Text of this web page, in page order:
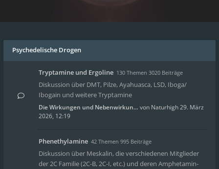
Psychedelische Drogen
Tryptamine und Ergoline 130 Themen 3020 Beiträge
Diskussion über DMT, Pilze, Ayahuasca, LSD, Iboga/
Ibogain und weitere Tryptamine
Die Wirkungen und Nebenwirkun… von Naturhigh29. März
2026, 12:19
Phenethylamine 42 Themen 995 Beiträge
Diskussion über Meskalin, die verschiedenen Mitglieder
der 2C Familie (2C-B, 2C-I, etc.) und deren Amphetamin-